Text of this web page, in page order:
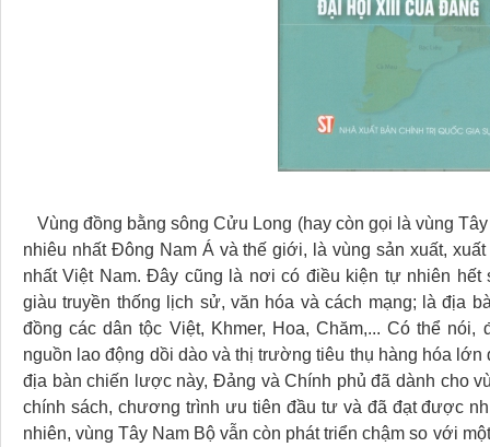
Vùng đồng bằng sông Cửu Long (hay còn gọi là vùng
nhiêu nhất Đông Nam Á và thế giới, là vùng sản xuất,
nhất Việt Nam. Đây cũng là nơi có điều kiện tự nhiên
giàu truyền thống lịch sử, văn hóa và cách mạng; là địa
đồng các dân tộc Việt, Khmer, Hoa, Chăm,... Có thể
nguồn lao động dồi dào và thị trường tiêu thụ hàng hóa
địa bàn chiến lược này, Đảng và Chính phủ đã dành cho
chính sách, chương trình ưu tiên đầu tư và đã đạt được
nhiên, vùng Tây Nam Bộ vẫn còn phát triển chậm so với